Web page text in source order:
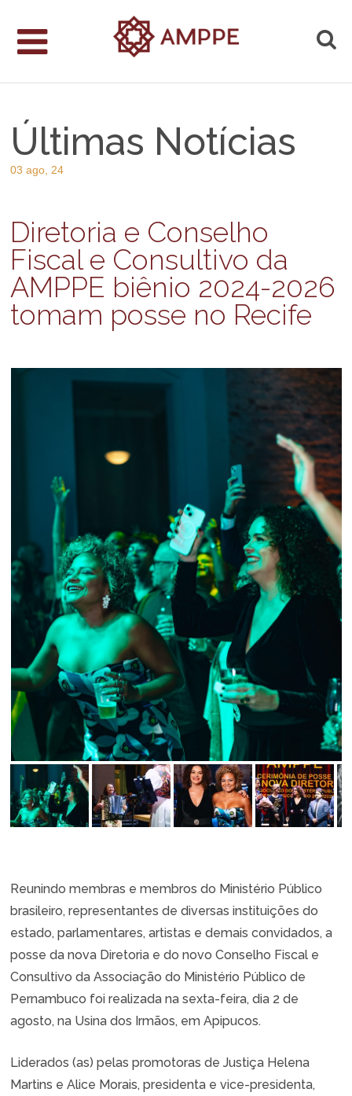
Últimas Notícias
03 ago, 24
Diretoria e Conselho
Fiscal e Consultivo da
AMPPE biênio 2024-2026
tomam posse no Recife
Reunindo membras e membros do Ministério Público
brasileiro, representantes de diversas instituições do
estado, parlamentares, artistas e demais convidados, a
posse da nova Diretoria e do novo Conselho Fiscal e
Consultivo da Associação do Ministério Público de
Pernambuco foi realizada na sexta-feira, dia 2 de
agosto, na Usina dos Irmãos, em Apipucos.
Liderados (as) pelas promotoras de Justiça Helena
Martins e Alice Morais, presidenta e vice-presidenta,